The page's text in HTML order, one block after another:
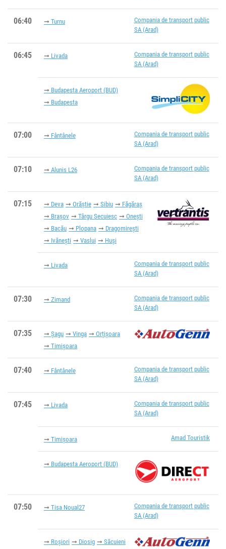
06:40
Compania de transport public
SA (Arad)
Turnu
06:45
Compania de transport public
SA (Arad)
Livada
Budapesta Aeroport (BUD)
Budapesta
07:00
Compania de transport public
SA (Arad)
Fântânele
07:10
Compania de transport public
SA (Arad)
Alunis L26
07:15 Deva Orăștie Sibiu
Făgăraș
Brașov
Târgu Secuiesc
Onești
Bacău
Plopana
Dragomirești
Ivănești
Vaslui Huși
Compania de transport public
SA (Arad)
Livada
07:30
Compania de transport public
SA (Arad)
Zimand
07:35 Șagu Vinga
Orțişoara
Timișoara
07:40
Compania de transport public
SA (Arad)
Fântânele
07:45
Compania de transport public
SA (Arad)
Livada
Amad Touristik
Timișoara
Budapesta Aeroport (BUD)
07:50
Compania de transport public
SA (Arad)
Tisa Noual27
Roșiori Diosig Săcuieni